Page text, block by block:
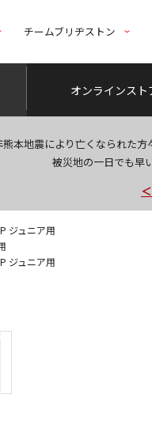
チームブリヂストン
オンラインス
熊本地震により亡くなられた
被災地の一日でも早
ジュニア用
ジュニア用